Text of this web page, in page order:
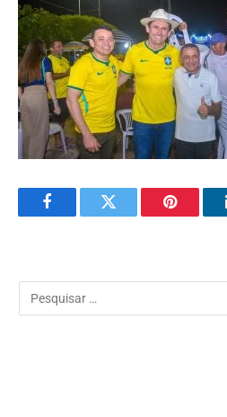
FacebookTwitter Pinterest